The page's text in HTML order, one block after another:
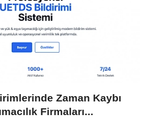
Zaman Kaybı
Firmaları...